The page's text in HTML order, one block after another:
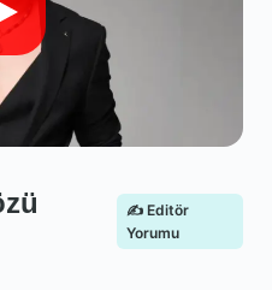
✍️ Editör
Yorumu